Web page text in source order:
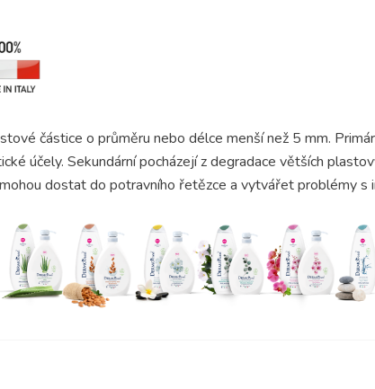
částice o průměru nebo délce menší než 5 mm.
účely. Sekundární pocházejí z degradace větších
dostat do potravního řetězce a vytvářet problémy s